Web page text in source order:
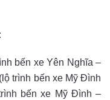
bến xe Yên Nghĩa –
trình bến xe Mỹ Đình
bến xe Mỹ Đình –